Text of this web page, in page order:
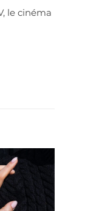
le cinéma